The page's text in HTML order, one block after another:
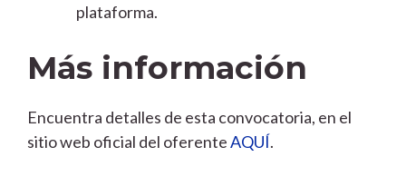
plataforma.
Más información
Encuentra detalles de esta convocatoria, en el
sitio web oficial del oferenteAQUÍ.